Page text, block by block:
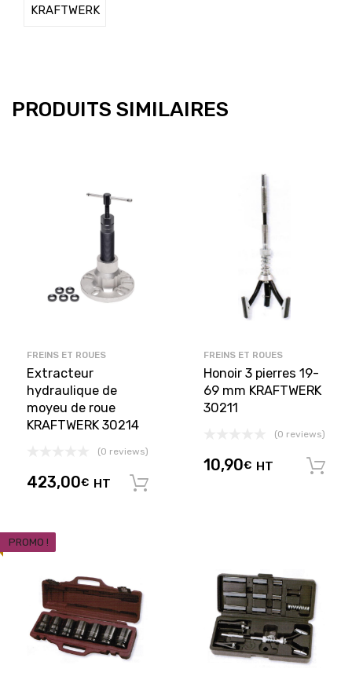
KRAFTWERK
PRODUITS SIMILAIRES
FREINS ET ROUES
Extracteur
hydraulique de
moyeu de roue
KRAFTWERK 30214
(0 reviews)
423,00€ HT
FREINS ET ROUES
Honoir 3 pierres 19-
69 mm KRAFTWERK
30211
(0 reviews)
10,90€ HT
PROMO !